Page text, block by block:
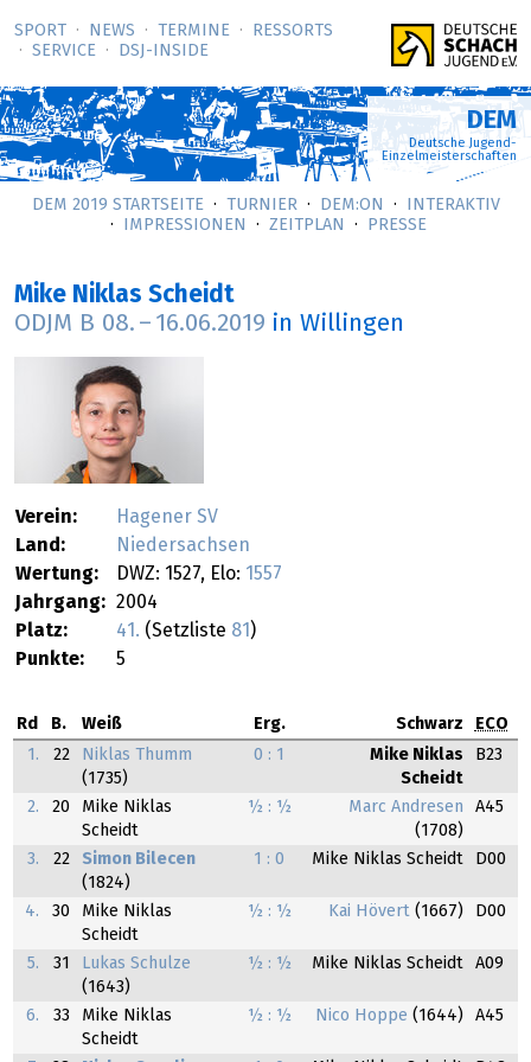
SPORT NEWS TERMINE
RESSORTS
SERVICE
DSJ-­INSIDE
DEM
Deutsche Jugend-
Einzelmeisterschaften
DEM 2019 STARTSEITE TURNIER DEM:ON
INTERAKTIV
IMPRESSIONEN
ZEITPLAN PRESSE
Mike Niklas Scheidt
ODJM B 08. – 16.06.2019 in Willingen
Verein:
Hagener SV
Land:
Niedersachsen
Wertung:
DWZ: 1527, Elo: 1557
Jahrgang: 2004
Platz:
41. (Setzliste 81 )
Punkte:
5
Rd B. Weiß Erg. Schwarz
ECO
1.
22
Niklas Thumm
(1735)
0 : 1
Mike Niklas
Scheidt
B23
2. 20
Mike Niklas
Scheidt
½ : ½
Marc Andresen
(1708)
A45
3. 22
Simon Bilecen
(1824)
1 : 0 Mike Niklas Scheidt D00
4. 30
Mike Niklas
Scheidt
½ : ½ Kai Hövert (1667) D00
5. 31
Lukas Schulze
(1643)
½ : ½ Mike Niklas Scheidt A09
6. 33
Mike Niklas
Scheidt
½ : ½ Nico Hoppe (1644) A45